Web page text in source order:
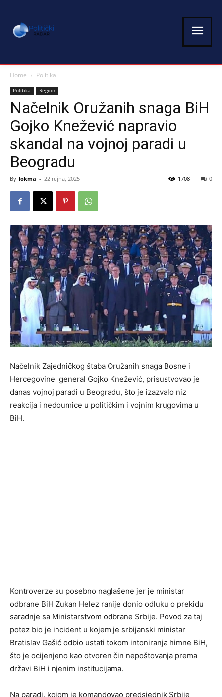
Home Politika
Politika Region
Načelnik Oružanih snaga BiH
Gojko Knežević napravio
skandal na vojnoj paradi u
Beogradu
By lokma - 22 rujna, 2025 0
1708
Načelnik Zajedničkog štaba Oružanih snaga Bosne i
Hercegovine, general Gojko Knežević, prisustvovao je
danas vojnoj paradi u Beogradu, što je izazvalo niz
reakcija i nedoumice u političkim i vojnim krugovima u
BiH.
Kontroverze su posebno naglašene jer je ministar
odbrane BiH Zukan Helez ranije donio odluku o prekidu
saradnje sa Ministarstvom odbrane Srbije. Povod za taj
potez bio je incident u kojem je srbijanski ministar
Bratislav Gašić odbio ustati tokom intoniranja himne BiH,
što je ocijenjeno kao otvoren čin nepoštovanja prema
državi BiH i njenim institucijama.
Na paradi, kojom je komandovao predsjednik Srbije